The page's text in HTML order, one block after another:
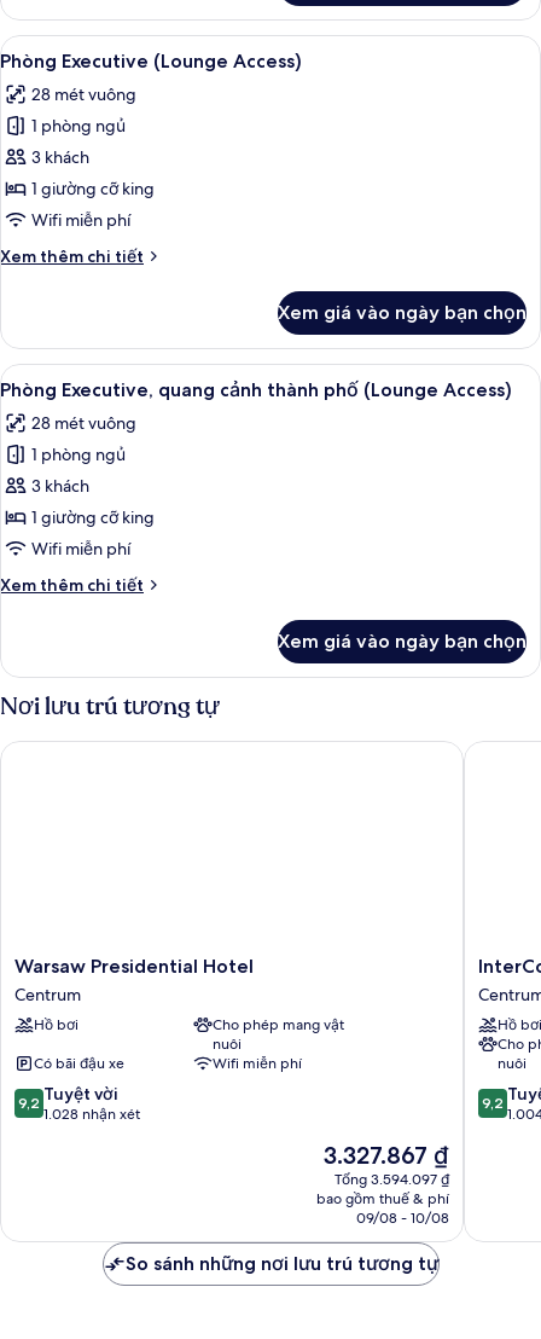
Phòng
Suite
dành
gia
đình
Xem
tất
cả
ảnh
Phòng
Executive
(Lounge
Bộ đồ giường kháng dị ứng, két bảo
15
Phòng Executive (Lounge Access)
28 mét vuông
1 phòng ngủ
3 khách
1 giường cỡ king
Wifi miễn phí
Xem thêm chi tiết
Chi
Phòng
Executive
(Lounge
Access)
Xem giá vào ngày bạn chọn
Xem
tất
cả
ảnh
Phòng
Executive,
quang
thành
Access)
Bộ đồ giường kháng dị ứng, két bảo
14
Phòng Executive, quang cảnh thành phố (Lounge Access)
28 mét vuông
1 phòng ngủ
3 khách
1 giường cỡ king
Wifi miễn phí
Xem thêm chi tiết
Chi
Phòng
Executive,
quang
thành
Xem giá vào ngày bạn chọn
Nơi lưu trú tương tự
Warsaw
Presidential
Hotel
Centrum
Warsaw Presidential Hotel
Centrum
Hồ bơi
Cho phép mang vật
nuôi
Có bãi đậu xe
Wifi miễn phí
9.2
trên
xét
9,2 Tuyệt vời
1.028 nhận xét
Giá
hiện
tại
3.327.867 ₫
3.327.867 ₫
Tổng 3.594.097 ₫
bao gồm thuế & phí
09/08 - 10/08
Warsaw Presidential Hotel
Warsaw
by
IHGHồ bơi
Cho
nuôi
9.2
trên
xét
9,2
So sánh những nơi lưu trú tương tự